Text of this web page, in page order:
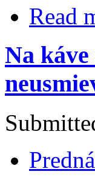
Read
Na